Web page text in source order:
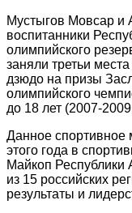
Мустыгов Мовсар
воспитанники
олимпийского
заняли третьи
дзюдо на призы
олимпийского
до 18 лет (2007-2009
Данное спортивное
этого года в
Майкоп
из 15 российских
результаты и